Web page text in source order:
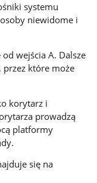
systemu
niewidome i
wejścia A. Dalsze
przez które może
korytarz i
prowadzą
platformy
się na